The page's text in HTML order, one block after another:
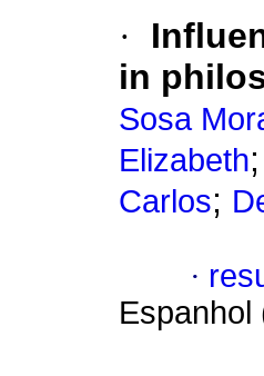
·
in
Sosa
Elizabeth;
Carlos;
·
Espanhol